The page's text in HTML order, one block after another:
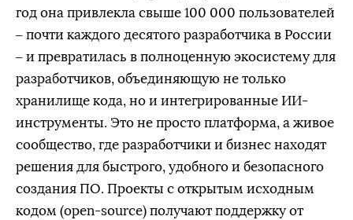
год она привлекла свыше 100 000 пользователей
– почти каждого десятого разработчика в России
– и превратилась в полноценную экосистему для
разработчиков, объединяющую не только
хранилище кода, но и интегрированные ИИ-
инструменты. Это не просто платформа, а живое
сообщество, где разработчики и бизнес находят
решения для быстрого, удобного и безопасного
создания ПО. Проекты с открытым исходным
кодом (open-source) получают поддержку от